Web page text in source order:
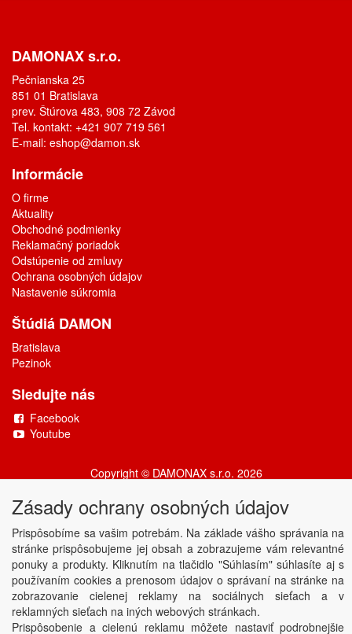
DAMONAX s.r.o.
Pečnianska 25
851 01 Bratislava
prev. Štúrova 483, 908 72 Závod
Tel. kontakt: +421 907 719 561
E-mail: eshop@damon.sk
Informácie
O firme
Aktuality
Obchodné podmienky
Reklamačný poriadok
Odstúpenie od zmluvy
Ochrana osobných údajov
Nastavenie súkromia
Štúdiá DAMON
Bratislava
Pezinok
Sledujte nás
Facebook
Youtube
Copyright © DAMONAX s.r.o. 2026
Zásady ochrany osobných údajov
Prispôsobíme sa vašim potrebám. Na základe vášho správania na
stránke prispôsobujeme jej obsah a zobrazujeme vám relevantné
ponuky a produkty. Kliknutím na tlačidlo "Súhlasím" súhlasíte aj s
používaním cookies a prenosom údajov o správaní na stránke na
zobrazovanie cielenej reklamy na sociálnych sieťach a v
reklamných sieťach na iných webových stránkach.
Prispôsobenie a cielenú reklamu môžete nastaviť podrobnejšie